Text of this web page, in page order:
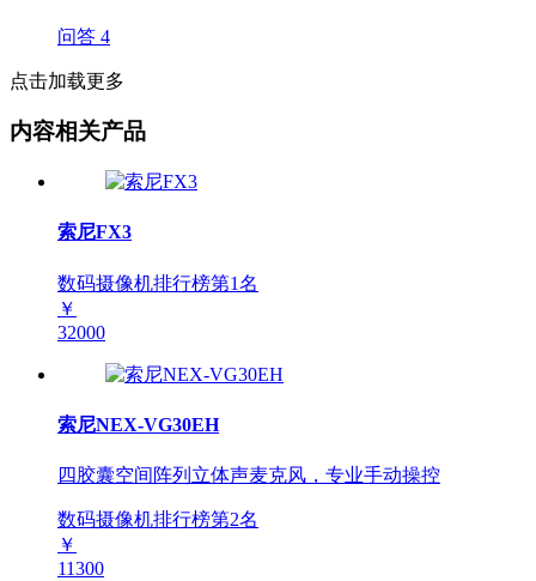
问答 4
点击加载更多
内容相关产品
索尼FX3
数码摄像机排行榜第1名
￥
32000
索尼NEX-VG30EH
四胶囊空间阵列立体声麦克风，专业手动操控
数码摄像机排行榜第2名
￥
11300